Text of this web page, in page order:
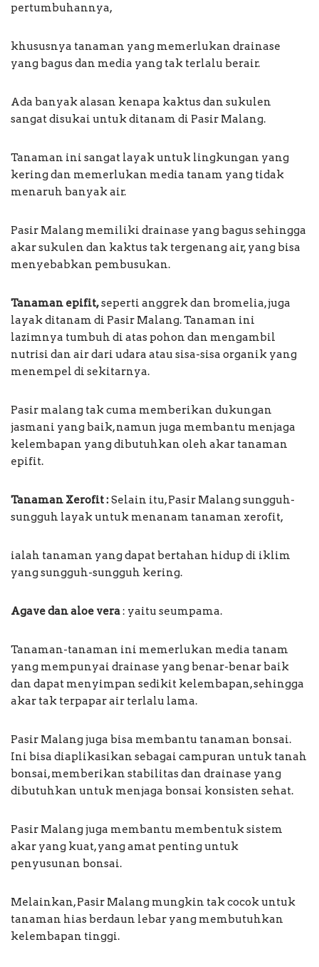
pertumbuhannya,
khususnya tanaman yang memerlukan drainase
yang bagus dan media yang tak terlalu berair.
Ada banyak alasan kenapa kaktus dan sukulen
sangat disukai untuk ditanam di Pasir Malang.
Tanaman ini sangat layak untuk lingkungan yang
kering dan memerlukan media tanam yang tidak
menaruh banyak air.
Pasir Malang memiliki drainase yang bagus sehingga
akar sukulen dan kaktus tak tergenang air, yang bisa
menyebabkan pembusukan.
Tanaman epifit,seperti anggrek dan bromelia, juga
layak ditanam di Pasir Malang. Tanaman ini
lazimnya tumbuh di atas pohon dan mengambil
nutrisi dan air dari udara atau sisa-sisa organik yang
menempel di sekitarnya.
Pasir malang tak cuma memberikan dukungan
jasmani yang baik, namun juga membantu menjaga
kelembapan yang dibutuhkan oleh akar tanaman
epifit.
Tanaman Xerofit :Selain itu, Pasir Malang sungguh-
sungguh layak untuk menanam tanaman xerofit,
ialah tanaman yang dapat bertahan hidup di iklim
yang sungguh-sungguh kering.
Agave dan aloe vera: yaitu seumpama.
Tanaman-tanaman ini memerlukan media tanam
yang mempunyai drainase yang benar-benar baik
dan dapat menyimpan sedikit kelembapan, sehingga
akar tak terpapar air terlalu lama.
Pasir Malang juga bisa membantu tanaman bonsai.
Ini bisa diaplikasikan sebagai campuran untuk tanah
bonsai, memberikan stabilitas dan drainase yang
dibutuhkan untuk menjaga bonsai konsisten sehat.
Pasir Malang juga membantu membentuk sistem
akar yang kuat, yang amat penting untuk
penyusunan bonsai.
Melainkan, Pasir Malang mungkin tak cocok untuk
tanaman hias berdaun lebar yang membutuhkan
kelembapan tinggi.